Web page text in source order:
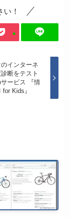
！
インターネ
断をテスト
ービス 『情
Kids』